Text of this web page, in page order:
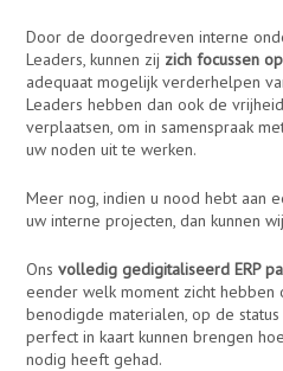
Door de doorgedreven interne
Leaders, kunnen zij zich focussen
adequaat mogelijk verderhelpen
Leaders hebben dan ook de
verplaatsen, om in samenspraak
uw noden uit te werken.
Meer nog, indien u nood hebt aan
uw interne projecten, dan kunnen
Onsvolledig gedigitaliseerd ERP
eender welk moment zicht
benodigde materialen, op de
perfect in kaart kunnen brengen
nodig heeft gehad.